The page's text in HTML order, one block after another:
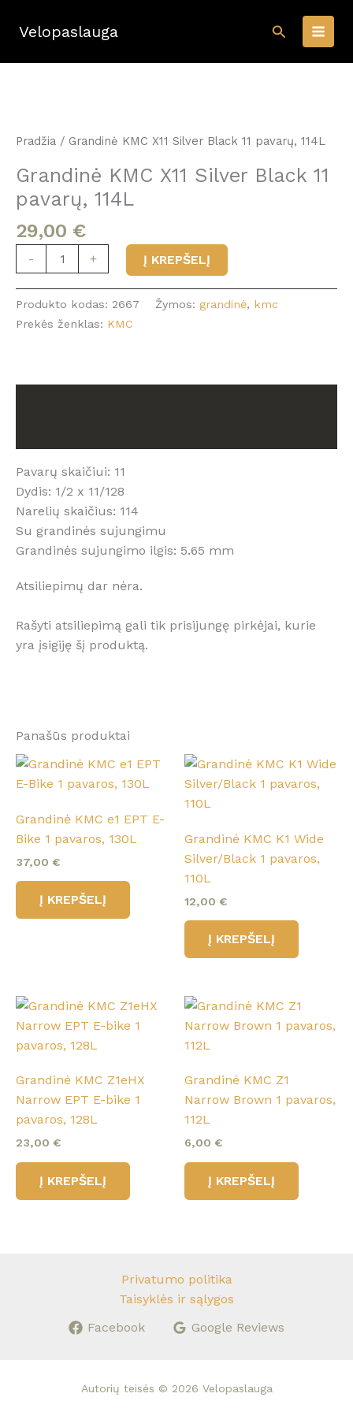
prieVelopaslauga Paieška
Pradžia / Grandinė KMC X11 Silver Black 11 pavarų, 114L
Grandinė KMC X11 Silver Black 11
pavarų, 114L
29,00 €
-
produkto
kiekis:
Grandinė
KMC
X11
+ Į KREPŠELĮ
Produkto kodas: 2667 Žymos: grandinė, kmc
Prekės ženklas: KMC
Pavarų skaičiui: 11
Dydis: 1/2 x 11/128
Narelių skaičius: 114
Su grandinės sujungimu
Grandinės sujungimo ilgis: 5.65 mm
Atsiliepimų dar nėra.
Rašyti atsiliepimą gali tik prisijungę pirkėjai, kurie
yra įsigiję šį produktą.
Panašūs produktai
Grandinė KMC e1 EPT E-
Bike 1 pavaros, 130L
37,00 €
Į KREPŠELĮ
Grandinė KMC K1 Wide
Silver/Black 1 pavaros,
110L
12,00 €
Į KREPŠELĮ
Grandinė KMC Z1eHX
Narrow EPT E-bike 1
pavaros, 128L
23,00 €
Į KREPŠELĮ
Grandinė KMC Z1
Narrow Brown 1 pavaros,
112L
6,00 €
Į KREPŠELĮ
Privatumo politika
Taisyklės ir sąlygos
Facebook
Google Reviews
Autorių teisės © 2026 Velopaslauga